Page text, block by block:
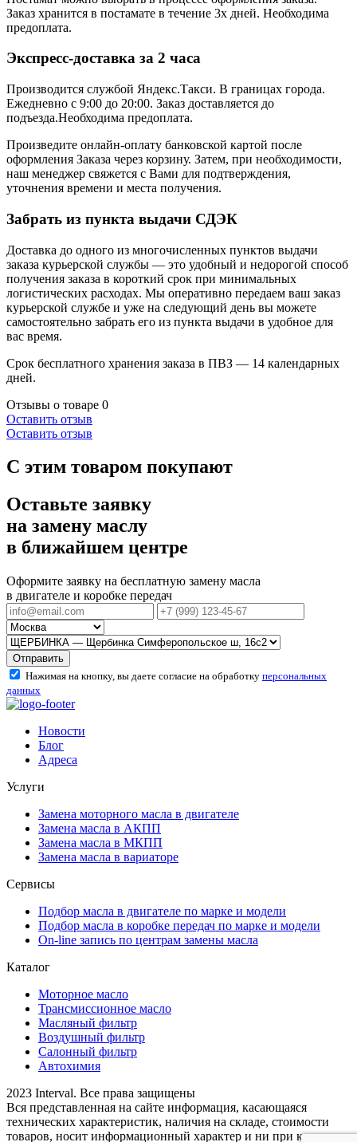
Заказ хранится в постамате в течение 3х дней. Необходима
предоплата.
Экспресс-доставка за 2 часa
Производится службой Яндекс.Такси. В границах города.
Ежедневно с 9:00 до 20:00. Заказ доставляется до
подъезда.Необходима предоплата.
Произведите онлайн-оплату банковской картой после
оформления Заказа через корзину. Затем, при необходимости,
наш менеджер свяжется с Вами для подтверждения,
уточнения времени и места получения.
Забрать из пункта выдачи СДЭК
Доставка до одного из многочисленных пунктов выдачи
заказа курьерской службы — это удобный и недорогой способ
получения заказа в короткий срок при минимальных
логистических расходах. Мы оперативно передаем ваш заказ
курьерской службе и уже на следующий день вы можете
самостоятельно забрать его из пункта выдачи в удобное для
вас время.
Срок бесплатного хранения заказа в ПВЗ — 14 календарных
дней.
Отзывы о товаре 0
Оставить отзыв
Оставить отзыв
С этим товаром покупают
Оставьте заявку
на замену маслу
в ближайшем центре
Оформите заявку на бесплатную замену масла
в двигателе и коробке передач
Отправить
Нажимая на кнопку, вы даете согласие на обработку персональных
данных
Новости
Блог
Адреса
Услуги
Замена моторного масла в двигателе
Замена масла в АКПП
Замена масла в МКПП
Замена масла в вариаторе
Сервисы
Подбор масла в двигателе по марке и модели
Подбор масла в коробке передач по марке и модели
On-line запись по центрам замены масла
Каталог
Моторное масло
Трансмиссионное масло
Масляный фильтр
Воздушный фильтр
Салонный фильтр
Автохимия
2023 Interval. Все права защищены
Вся представленная на сайте информация, касающаяся
технических характеристик, наличия на складе, стоимости
товаров, носит информационный характер и ни при каких